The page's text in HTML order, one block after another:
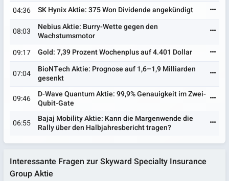
04:36
SK Hynix Aktie: 375 Won Dividende angekündigt
08:03
Nebius Aktie: Burry-Wette gegen den
Wachstumsmotor
09:17
Gold: 7,39 Prozent Wochenplus auf 4.401 Dollar
07:04
BioNTech Aktie: Prognose auf 1,6–1,9 Milliarden
gesenkt
09:46
D-Wave Quantum Aktie: 99,9% Genauigkeit im Zwei-
Qubit-Gate
06:55
Bajaj Mobility Aktie: Kann die Margenwende die
Rally über den Halbjahresbericht tragen?
Interessante Fragen zur Skyward Specialty Insurance
Group Aktie